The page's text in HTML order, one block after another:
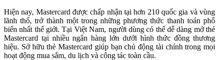
Hiện nay, Mastercard được chấp nhận tại hơn 210 quốc gia và vùng
lãnh thổ, trở thành một trong những phương thức thanh toán phổ
biến nhất thế giới. Tại Việt Nam, người dùng có thể dễ dàng mở thẻ
Mastercard tại nhiều ngân hàng lớn dưới hình thức đồng thương
hiệu. Sở hữu thẻ Mastercard giúp bạn chủ động tài chính trong mọi
hoạt động mua sắm, du lịch và công tác toàn cầu.